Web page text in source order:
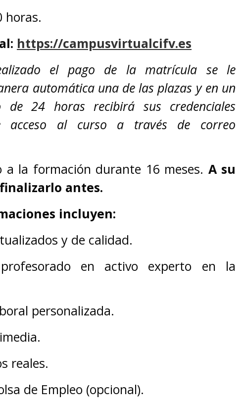
horas.
https://campusvirtualcifv.es
el pago de la matrícula se le
automática una de las plazas y en un
de 24 horas recibirá sus credenciales
acceso al curso a través de correo
a la formación durante 16 meses. A su
antes.
incluyen:
y de calidad.
en activo experto en la
personalizada.
reales.
de Empleo (opcional).